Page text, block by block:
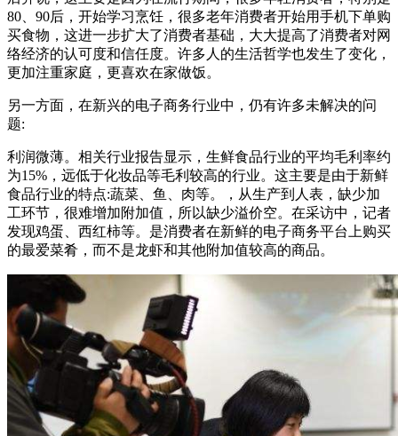
80、90后，开始学习烹饪，很多老年消费者开始用手机下单购
买食物，这进一步扩大了消费者基础，大大提高了消费者对网
络经济的认可度和信任度。许多人的生活哲学也发生了变化，
更加注重家庭，更喜欢在家做饭。
另一方面，在新兴的电子商务行业中，仍有许多未解决的问
题:
利润微薄。相关行业报告显示，生鲜食品行业的平均毛利率约
为15%，远低于化妆品等毛利较高的行业。这主要是由于新鲜
食品行业的特点:蔬菜、鱼、肉等。，从生产到人表，缺少加
工环节，很难增加附加值，所以缺少溢价空。在采访中，记者
发现鸡蛋、西红柿等。是消费者在新鲜的电子商务平台上购买
的最爱菜肴，而不是龙虾和其他附加值较高的商品。